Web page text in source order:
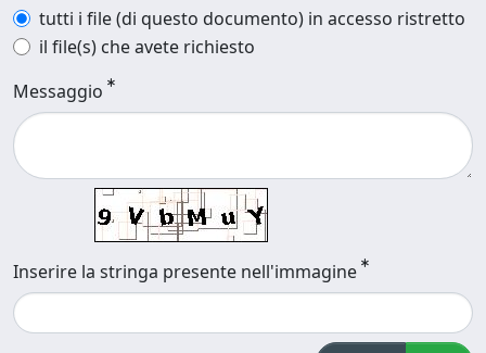
tutti i file (di questo documento) in accesso ristretto
il file(s) che avete richiesto
Messaggio
Inserire la stringa presente nell'immagine